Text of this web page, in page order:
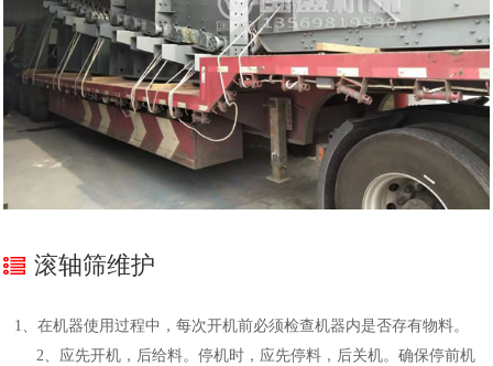
滚轴筛维护
1、在机器使用过程中，每次开机前必须检查机器内是否存有物料。
2、应先开机，后给料。停机时，应先停料，后关机。确保停前机